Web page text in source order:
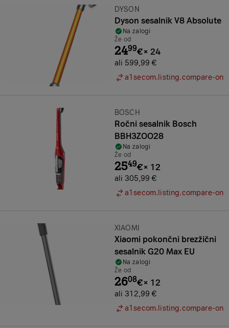
Znamka:
DYSON
Dyson sesalnik V8 Absolute
Na zalogi
Že od
2499€× 24
ali 599,99 €
a1secom.listing.compare-on
Znamka:
BOSCH
Ročni sesalnik Bosch
BBH3ZOO28
Na zalogi
Že od
2549€× 12
ali 305,99 €
a1secom.listing.compare-on
Znamka:
XIAOMI
Xiaomi pokončni brezžični
sesalnik G20 Max EU
Na zalogi
Že od
2608€× 12
ali 312,99 €
a1secom.listing.compare-on